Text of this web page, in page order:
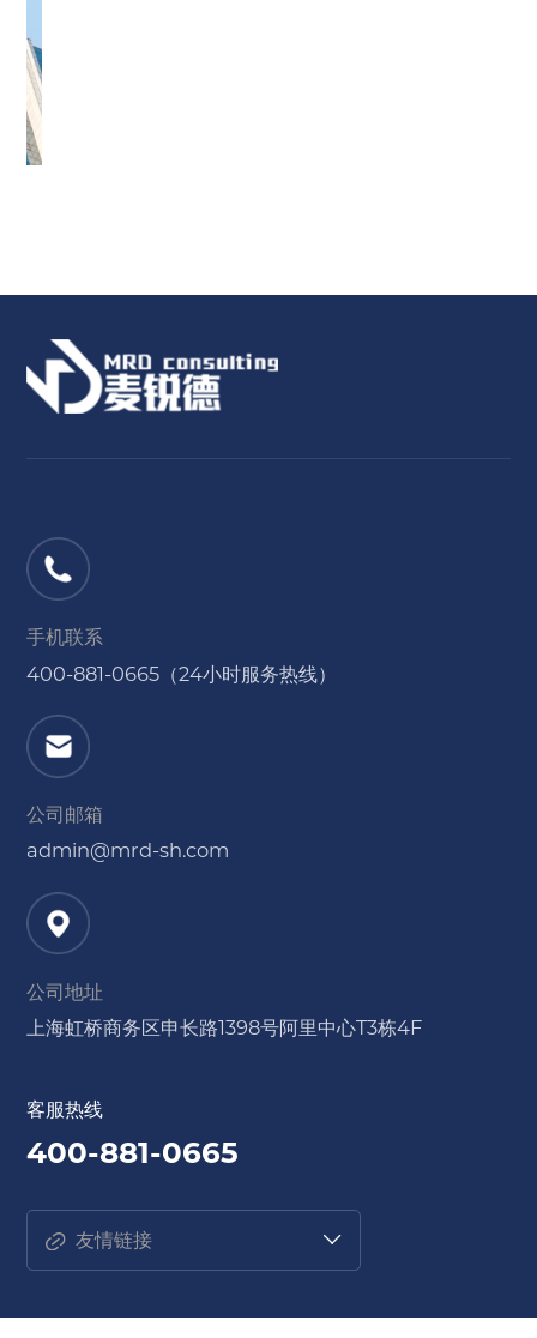
手机联系
400-881-0665（24小时服务热线）
公司邮箱
admin@mrd-sh.com
公司地址
上海虹桥商务区申长路1398号阿里中心T3栋4F
客服热线
400-881-0665
友情链接